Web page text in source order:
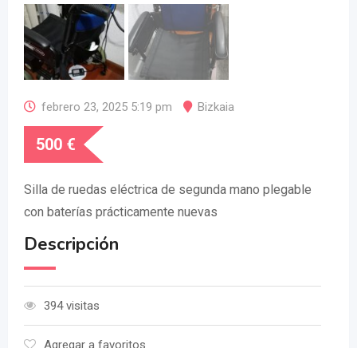
febrero 23, 2025 5:19 pm Bizkaia
500 €
Silla de ruedas eléctrica de segunda mano plegable
con baterías prácticamente nuevas
Descripción
394 visitas
Agregar a favoritos